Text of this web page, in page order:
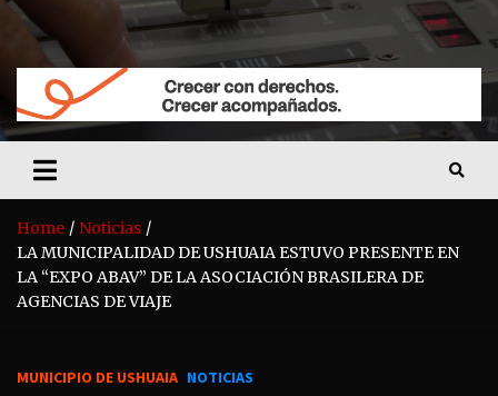
FM LIDER 104.1
Home
Noticias
LA MUNICIPALIDAD DE USHUAIA ESTUVO PRESENTE EN
LA “EXPO ABAV” DE LA ASOCIACIÓN BRASILERA DE
AGENCIAS DE VIAJE
MUNICIPIO DE USHUAIA NOTICIAS